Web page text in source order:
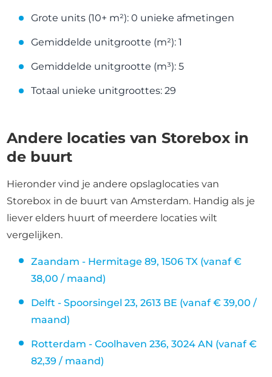
Grote units (10+ m²): 0 unieke afmetingen
Gemiddelde unitgrootte (m²): 1
Gemiddelde unitgrootte (m³): 5
Totaal unieke unitgroottes: 29
Andere locaties van Storebox in
de buurt
Hieronder vind je andere opslaglocaties van
Storebox in de buurt van Amsterdam. Handig als je
liever elders huurt of meerdere locaties wilt
vergelijken.
Zaandam - Hermitage 89, 1506 TX (vanaf €
38,00 / maand)
Delft - Spoorsingel 23, 2613 BE (vanaf € 39,00 /
maand)
Rotterdam - Coolhaven 236, 3024 AN (vanaf €
82,39 / maand)